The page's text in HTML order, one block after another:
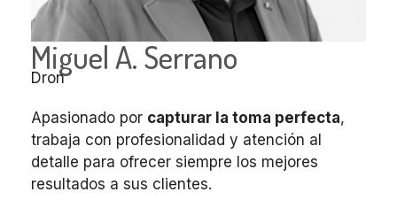
Miguel A. Serrano
Dron
Apasionado por capturar la toma perfecta,
trabaja con profesionalidad y atención al
detalle para ofrecer siempre los mejores
resultados a sus clientes.